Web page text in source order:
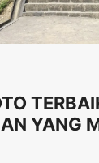
YANG